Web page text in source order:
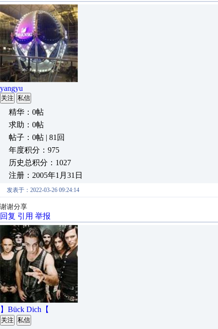
yangyu
关注 私信
精华：0帖
求助：0帖
帖子：0帖 | 81回
年度积分：975
历史总积分：1027
注册：2005年1月31日
发表于：2022-03-26 09:24:14
谢谢分享
回复 引用 举报
】Bück Dich【
关注 私信